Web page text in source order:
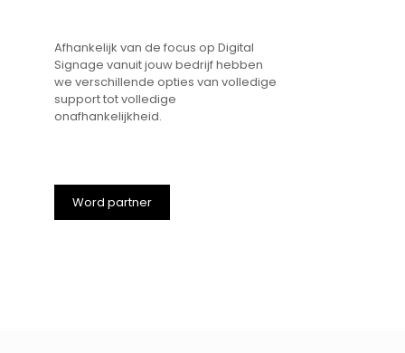
Afhankelijk van de focus op Digital
Signage vanuit jouw bedrijf hebben
we verschillende opties van volledige
support tot volledige
onafhankelijkheid.
Word partner